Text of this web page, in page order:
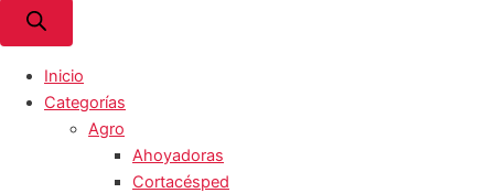
Inicio
Categorías
Agro
Ahoyadoras
Cortacésped